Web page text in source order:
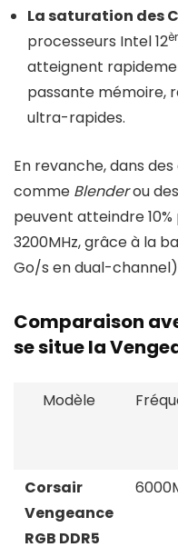
La saturation des
processeurs Intel 12
atteignent
passante mémoire,
ultra-rapides.
En revanche, dans
comme Blenderou
peuvent atteindre
3200MHz, grâce à la
Go/s en dual-
Comparaison
se situe la
Modèle
Corsair
Vengeance
RGB DDR5